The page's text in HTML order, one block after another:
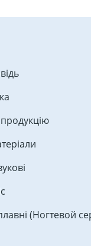
(Ногтевой